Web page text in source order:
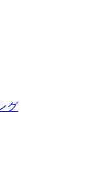
グ